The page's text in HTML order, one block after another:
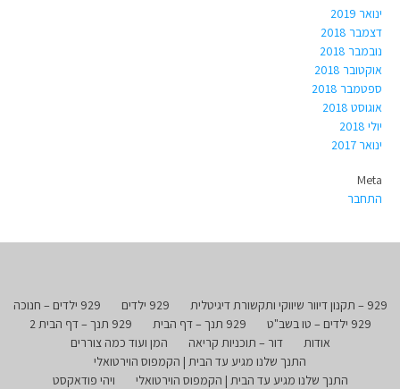
ינואר 2019
דצמבר 2018
נובמבר 2018
אוקטובר 2018
ספטמבר 2018
אוגוסט 2018
יולי 2018
ינואר 2017
Meta
התחבר
929 – תקנון דיוור שיווקי ותקשורת דיגיטלית 929 ילדים
929 ילדים – חנוכה
929 ילדים – טו בשב"ט
929 תנך – דף הבית
929 תנך – דף הבית 2
אודות
דור – תוכניות קריאה
המן ועוד כמה צוררים
התנך שלנו מגיע עד הבית | הקמפוס הוירטואלי
התנך שלנו מגיע עד הבית | הקמפוס הוירטואלי
ויהי פודאקסט